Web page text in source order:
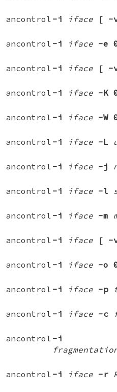
ancontrol -i iface [ -
ancontrol -i iface -e
ancontrol -i iface [ -
ancontrol -i iface -K
ancontrol -i iface -W
ancontrol -i iface -L
ancontrol -i iface -j
ancontrol -i iface -l
ancontrol -i iface -m
ancontrol -i iface [ -
ancontrol -i iface -o
ancontrol -i iface -p
ancontrol -i iface -c
ancontrol -i
ancontrol -i iface -r